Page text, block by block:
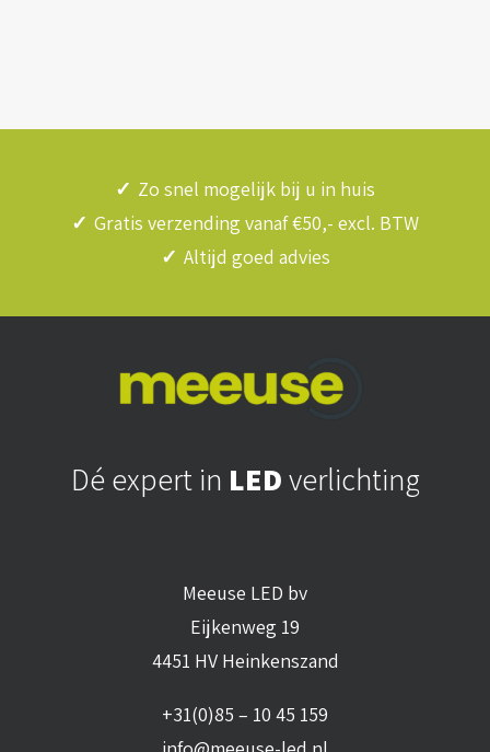
✓ Zo snel mogelijk bij u in huis
✓ Gratis verzending vanaf €50,- excl. BTW
✓ Altijd goed advies
Dé expert in LEDverlichting
Meeuse LED bv
Eijkenweg 19
4451 HV Heinkenszand
+31(0)85 – 10 45 159